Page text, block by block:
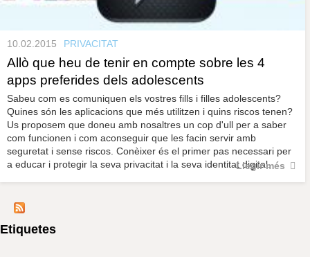
10.02.2015 PRIVACITAT
Allò que heu de tenir en compte sobre les 4
apps preferides dels adolescents
Sabeu com es comuniquen els vostres fills i filles adolescents?
Quines són les aplicacions que més utilitzen i quins riscos tenen?
Us proposem que doneu amb nosaltres un cop d'ull per a saber
com funcionen i com aconseguir que les facin servir amb
seguretat i sense riscos. Conèixer és el primer pas necessari per
a educar i protegir la seva privacitat i la seva identitat digital.
Llegir més
Etiquetes